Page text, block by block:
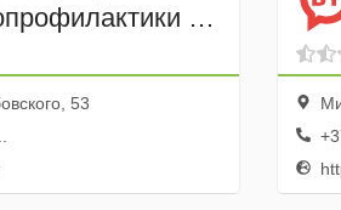
УЗ
Детская
больница
53